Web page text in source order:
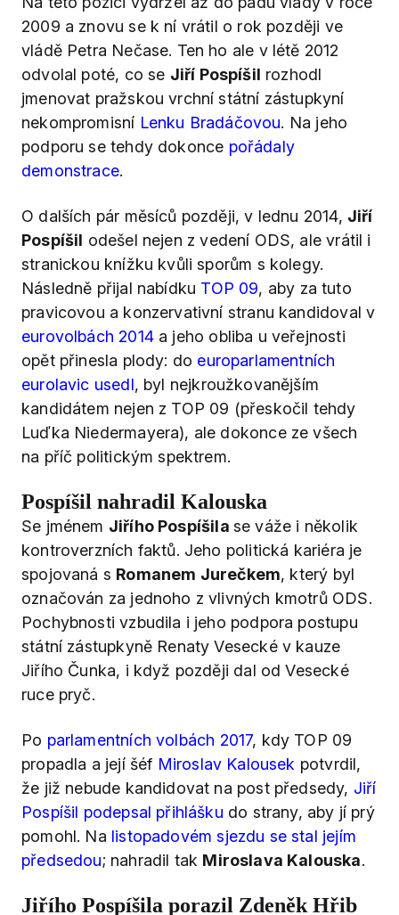
2009 a znovu se k ní vrátil o rok později ve
vládě Petra Nečase. Ten ho ale v létě 2012
odvolal poté, co se Jiří Pospíšil rozhodl
jmenovat pražskou vrchní státní zástupkyní
nekompromisní Lenku Bradáčovou. Na jeho
podporu se tehdy dokonce pořádaly
demonstrace.
O dalších pár měsíců později, v lednu 2014, Jiří
Pospíšil odešel nejen z vedení ODS, ale vrátil i
stranickou knížku kvůli sporům s kolegy.
Následně přijal nabídku TOP 09, aby za tuto
pravicovou a konzervativní stranu kandidoval v
eurovolbách 2014a jeho obliba u veřejnosti
opět přinesla plody: do europarlamentních
eurolavic usedl, byl nejkroužkovanějším
kandidátem nejen z TOP 09 (přeskočil tehdy
Luďka Niedermayera), ale dokonce ze všech
na příč politickým spektrem.
Pospíšil nahradil Kalouska
Se jménem Jiřího Pospíšila se váže i několik
kontroverzních faktů. Jeho politická kariéra je
spojovaná s Romanem Jurečkem, který byl
označován za jednoho z vlivných kmotrů ODS.
Pochybnosti vzbudila i jeho podpora postupu
státní zástupkyně Renaty Vesecké v kauze
Jiřího Čunka, i když později dal od Vesecké
ruce pryč.
Po parlamentních volbách 2017, kdy TOP 09
propadla a její šéf Miroslav Kalousek potvrdil,
že již nebude kandidovat na post předsedy, Jiří
Pospíšil podepsal přihlášku do strany, aby jí prý
pomohl. Na listopadovém sjezdu se stal jejím
předsedou; nahradil tak Miroslava Kalouska.
Jiřího Pospíšila porazil Zdeněk Hřib